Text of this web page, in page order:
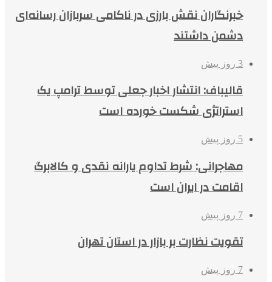
خبرنگاران نقش بارزی در ناکامی سربازان رسانه‌ای
دشمن داشتند
3 روز پیش
قالیباف: انتشار اخبار جعلی توسط ترامپ یک
استراتژی شکست خورده است
5 روز پیش
مهاجرانی: شرط تداوم یارانه نقدی و کالابرگ
اقامت در ایران است
7 روز پیش
تقویت نظارت بر بازار در استان تهران
7 روز پیش